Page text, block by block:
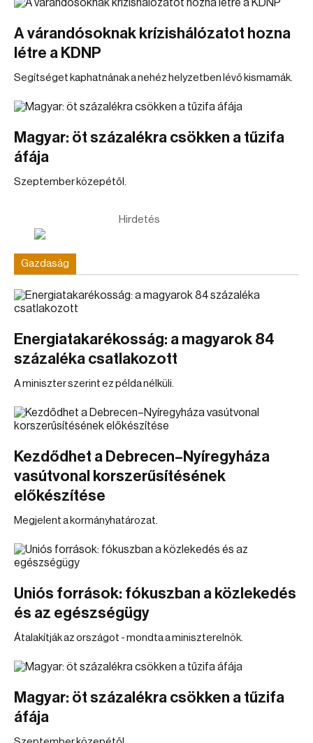
A várandósoknak krízishálózatot hozna
létre a KDNP
Segítséget kaphatnának a nehéz helyzetben lévő kismamák.
Magyar: öt százalékra csökken a tűzifa
áfája
Szeptember közepétől.
Hirdetés
Gazdaság
Energiatakarékosság: a magyarok 84
százaléka csatlakozott
A miniszter szerint ez példa nélküli.
Kezdődhet a Debrecen–Nyíregyháza
vasútvonal korszerűsítésének
előkészítése
Megjelent a kormányhatározat.
Uniós források: fókuszban a közlekedés
és az egészségügy
Átalakítják az országot - mondta a miniszterelnök.
Magyar: öt százalékra csökken a tűzifa
áfája